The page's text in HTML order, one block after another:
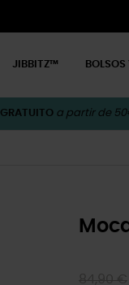
JIBBITZ™
GRATUITO a partir de